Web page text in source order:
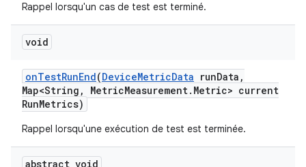
Rappel lorsqu'un cas de test est terminé.
void
onTestRunEnd(DeviceMetricData runData ,
Map<String , MetricMeasurement. Metric> current
RunMetrics)
Rappel lorsqu'une exécution de test est terminée.
abstract void